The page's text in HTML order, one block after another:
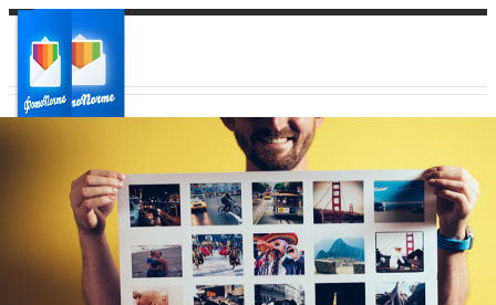
Ваш город:
Ваш регион доставки
Выберите из списка: